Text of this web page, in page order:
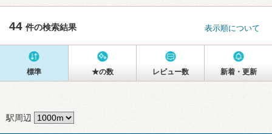
44 件の検索結果 表示順について
標準 ★の数 レビュー数 新着・更新
駅周辺